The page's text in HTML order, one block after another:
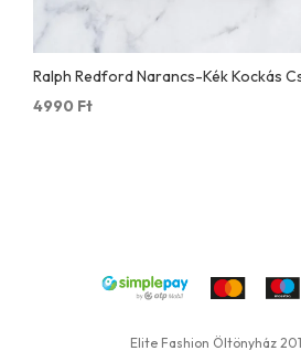
Ralph Redford Narancs-Kék Kockás
4990 Ft
Elite Fashion Öltönyház